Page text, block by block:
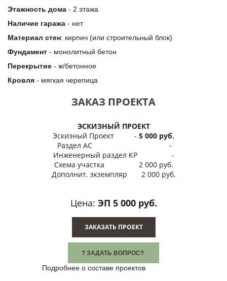
Этажность дома - 2 этажа
Наличие гаража - нет
Материал стен: кирпич (или строительный блок)
Фундамент - монолитный бетон
Перекрытие - ж/бетонное
Кровля - мягкая черепица
ЗАКАЗ ПРОЕКТА
ЭСКИЗНЫЙ ПРОЕКТ
Эскизный Проект - 5 000 руб.
Раздел АС -
Инженерный раздел КР -
Схема участка 2 000 руб.
Дополнит. экземпляр 2 000 руб.
Цена: ЭП 5 000 руб.
ЗАКАЗАТЬ ПРОЕКТ
? ЗАДАТЬ ВОПРОС?
Подробнее о составе проектов